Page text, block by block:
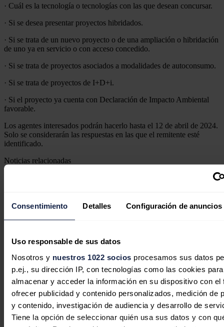
Consentimiento Detalles Configuración de anuncios
Uso responsable de sus datos
Nosotros y nuestros 1022 socios procesamos sus datos
p.ej., su dirección IP, con tecnologías como las cookies para
almacenar y acceder la información en su dispositivo con el
ofrecer publicidad y contenido personalizados, medición de
y contenido, investigación de audiencia y desarrollo de
Tiene la opción de seleccionar quién usa sus datos y con
· Cuál es la tecnología o tecnologías con las que desean concursar.
· Si se desea presentar proyectos hibridados.
· Si se trata de un nuevo proyecto o de una ampliación o hibridación
de uno ya en servicio o con acceso concedido.
· Si se trata de proyectos asociados a modalidades de autoconsumo.
· Si se trata de proyectos de I+D+i.
· Si el proyecto ya cuenta con Declaración de Impacto Ambiental
favorable.
Los agentes interesados podrán hacerlo hasta el 12 de abril de 2024.
Solo se considerarán las respuestas en las que el remitente esté
identificado.
Noticias relacionadas
España eleva sus previsiones de
2030, según Bank of America
Redacción 04/08/2026
Iberdrola planea duplicar la